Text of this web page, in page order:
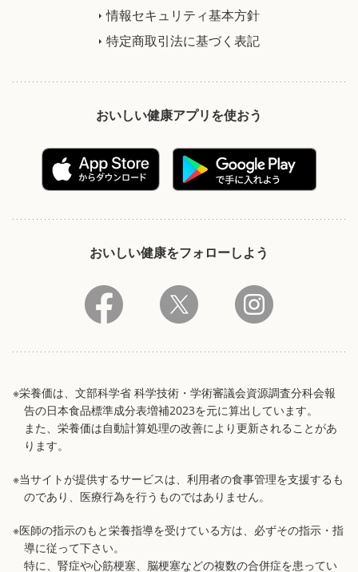
情報セキュリティ基本方針
特定商取引法に基づく表記
おいしい健康アプリを使おう
おいしい健康をフォローしよう
※栄養価は、文部科学省 科学技術・学術審議会資源調査分科会報
告の日本食品標準成分表増補2023を元に算出しています。
また、栄養価は自動計算処理の改善により更新されることがあ
ります。
※当サイトが提供するサービスは、利用者の食事管理を支援するも
のであり、医療行為を行うものではありません。
※医師の指示のもと栄養指導を受けている方は、必ずその指示・指
導に従って下さい。
特に、腎症や心筋梗塞、脳梗塞などの複数の合併症を患ってい